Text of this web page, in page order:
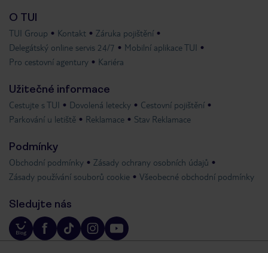
O TUI
TUI Group Kontakt
Záruka pojištění
Delegátský online servis 24/7
Mobilní aplikace TUI
Pro cestovní agentury
Kariéra
Užitečné informace
Cestujte s TUI Dovolená letecky
Cestovní pojištění
Parkování u letiště
Reklamace Stav Reklamace
Podmínky
Obchodní podmínky
Zásady ochrany osobních údajů
Zásady používání souborů cookie
Všeobecné obchodní podmínky
Sledujte nás